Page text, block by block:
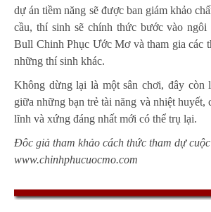
dự án tiềm năng sẽ được ban giám khảo
cầu, thí sinh sẽ chính thức bước vào ngôi
Bull Chinh Phục Ước Mơ và tham gia các
những thí sinh khác.
Không dừng lại là một sân chơi, đây còn
giữa những bạn trẻ tài năng và nhiệt huyết,
lĩnh và xứng đáng nhất mới có thể trụ lại.
Đôc giả tham khảo cách thức tham dự
www.chinhphucuocmo.com